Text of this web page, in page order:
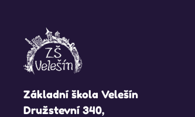
Základní škola Velešín
Družstevní 340,